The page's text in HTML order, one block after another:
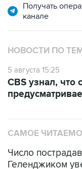
Получать
канале
НОВОСТИ ПО
5 августа 15:25
CBS узнал,
САМОЕ
Число
Геленджиком